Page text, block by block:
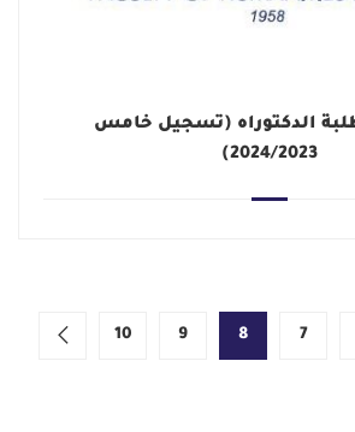
طلبة الدكتوراه (تسجيل خامس
2024/2023)
7
8
9
10